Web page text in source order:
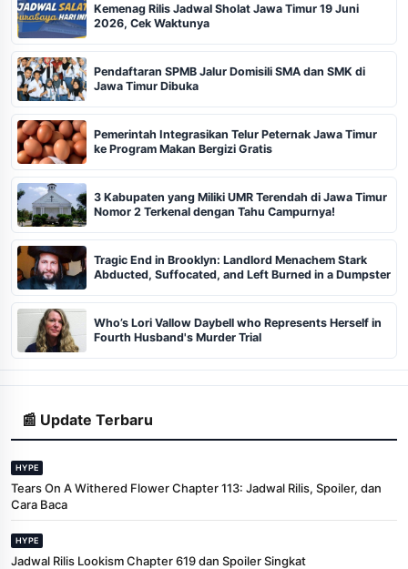
Kemenag Rilis Jadwal Sholat Jawa Timur 19 Juni
2026, Cek Waktunya
Pendaftaran SPMB Jalur Domisili SMA dan SMK di
Jawa Timur Dibuka
Pemerintah Integrasikan Telur Peternak Jawa Timur
ke Program Makan Bergizi Gratis
3 Kabupaten yang Miliki UMR Terendah di Jawa Timur
Nomor 2 Terkenal dengan Tahu Campurnya!
Tragic End in Brooklyn: Landlord Menachem Stark
Abducted, Suffocated, and Left Burned in a Dumpster
Who’s Lori Vallow Daybell who Represents Herself in
Fourth Husband's Murder Trial
📰 Update Terbaru
HYPE
Tears On A Withered Flower Chapter 113: Jadwal Rilis, Spoiler, dan
Cara Baca
HYPE
Jadwal Rilis Lookism Chapter 619 dan Spoiler Singkat